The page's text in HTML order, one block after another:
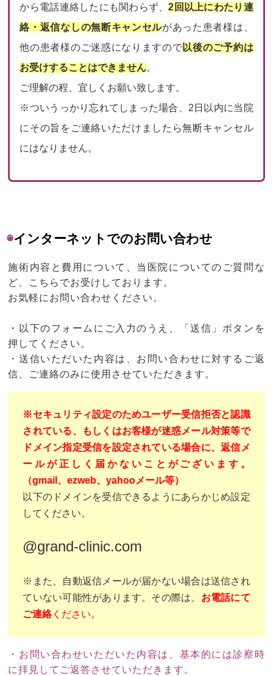
から電話連絡したにも関わらず、2回以上にわたり連
絡・返信なしの無断キャンセルがあった患者様は、
他の患者様のご迷惑になりますので以後のご予約は
お受けすることはできません。
ご理解の程、宜しくお願い致します。
※ついうっかり忘れてしまった場合、2日以内に当院
にその旨をご連絡いただけましたら無断キャンセル
にはなりません。
◉インターネットでのお問い合わせ
施術内容と費用について、当医院についてのご質問な
ど、こちらでお受けしております。
お気軽にお問い合わせください。
・以下のフォームにご入力のうえ、「送信」ボタンを
押してください。
・送信いただいた内容は、お問い合わせに対するご返
信、ご連絡のみに使用させていただきます。
※セキュリティ設定のためユーザー受信拒否と認識
されている、もしくはお客様が迷惑メール対策等で
ドメイン指定受信を設定されている場合に、返信メ
ールが正しく届かないことがございます。
（gmail、ezweb、yahooメール等）
以下のドメインを受信できるようにあらかじめ設定
してください。
@grand-clinic.com
※また、自動返信メールが届かない場合は送信され
ていない可能性があります。その際は、 お電話にて
ご連絡ください。
・お問い合わせいただいた内容は、基本的には診察時
に拝見してご返答させていただきます。